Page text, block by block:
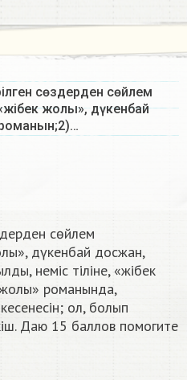
сөздерден сөйлем
жолы», дүкенбай
сөйлем
дүкенбай досжан,
неміс тіліне, «жібек
романында,
ол, болып
Даю 15 баллов помогите